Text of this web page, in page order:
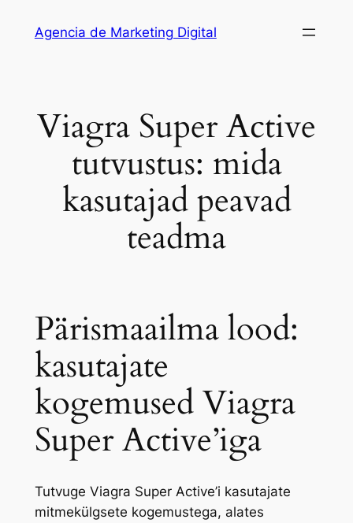
Agencia de Marketing Digital
Viagra Super Active
tutvustus: mida
kasutajad peavad
teadma
Pärismaailma lood:
kasutajate
kogemused Viagra
Super Active’iga
Tutvuge Viagra Super Active’i kasutajate
mitmekülgsete kogemustega, alates